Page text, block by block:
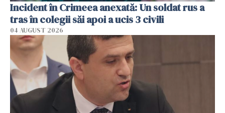
Incident în Crimeea anexată: Un soldat rus a
tras în colegii săi apoi a ucis 3 civili
04 AUGUST 2026